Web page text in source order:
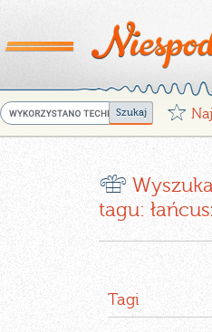
G
r
tagu:
Tagi